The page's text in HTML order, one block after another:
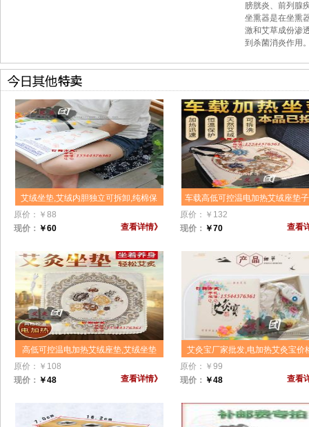
膀胱炎、前列腺
坐熏器是在坐熏
激和艾草成份渗
到杀菌消炎作用
艾绒坐垫,艾绒内胆独立可拆卸,纯棉保
健养生护臀,办公室沙发,汽车,学生凳子
艾草艾叶灸坐垫椅纯艾绒垫子
原价： ￥ 88
现价： ￥60 查看详情》
车载高低可控温电加热艾绒座垫
价格,艾绒垫坐垫,艾灸养生座垫,
可控温臀部护理坐垫加工订制
原价： ￥ 132
现价： ￥70 查看
高低可控温电加热艾绒座垫,艾绒坐垫
电加热坐垫,艾绒+棉加厚型内胆独立可
拆卸,送礼物办公室电脑椅沙发凳子艾
原价： ￥ 108
现价： ￥48 查看详情》
艾灸宝厂家批发,电加热艾灸宝价
灸宝可调温控加药草艾绒热敷电
药内芯,热敷包,暖宫,艾草包
原价： ￥ 99
现价： ￥48 查看